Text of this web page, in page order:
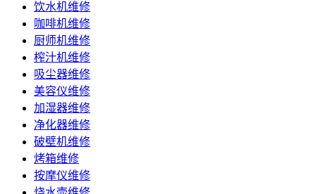
饮水机维修
咖啡机维修
厨师机维修
榨汁机维修
吸尘器维修
美容仪维修
加湿器维修
净化器维修
破壁机维修
烤箱维修
按摩仪维修